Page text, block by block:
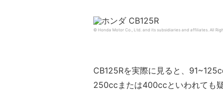
© Honda Motor Co., Ltd. and its subsidiaries and affiliates. All
CB125Rを実際に見ると、
250ccまたは400ccといわれても